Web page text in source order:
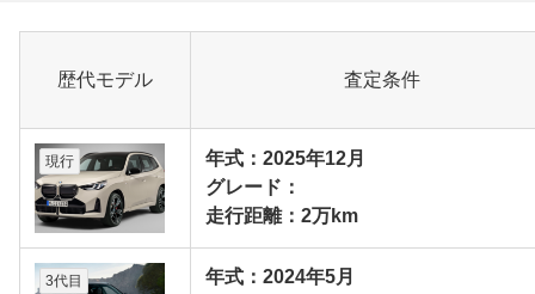
歴代モデル 査定条件
現行
年式：2025年12月
グレード：
走行距離：2万km
3代目
年式：2024年5月